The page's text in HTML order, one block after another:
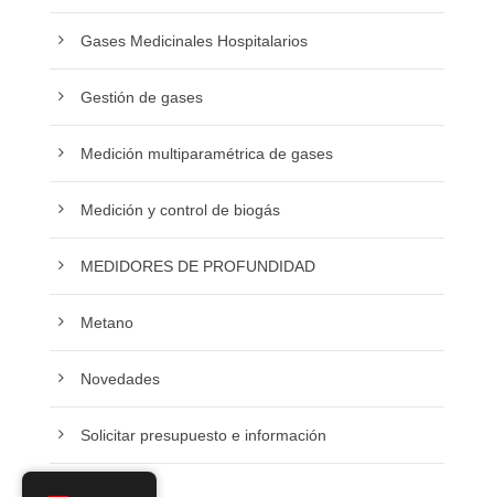
Gases Medicinales Hospitalarios
Gestión de gases
Medición multiparamétrica de gases
Medición y control de biogás
MEDIDORES DE PROFUNDIDAD
Metano
Novedades
Solicitar presupuesto e información